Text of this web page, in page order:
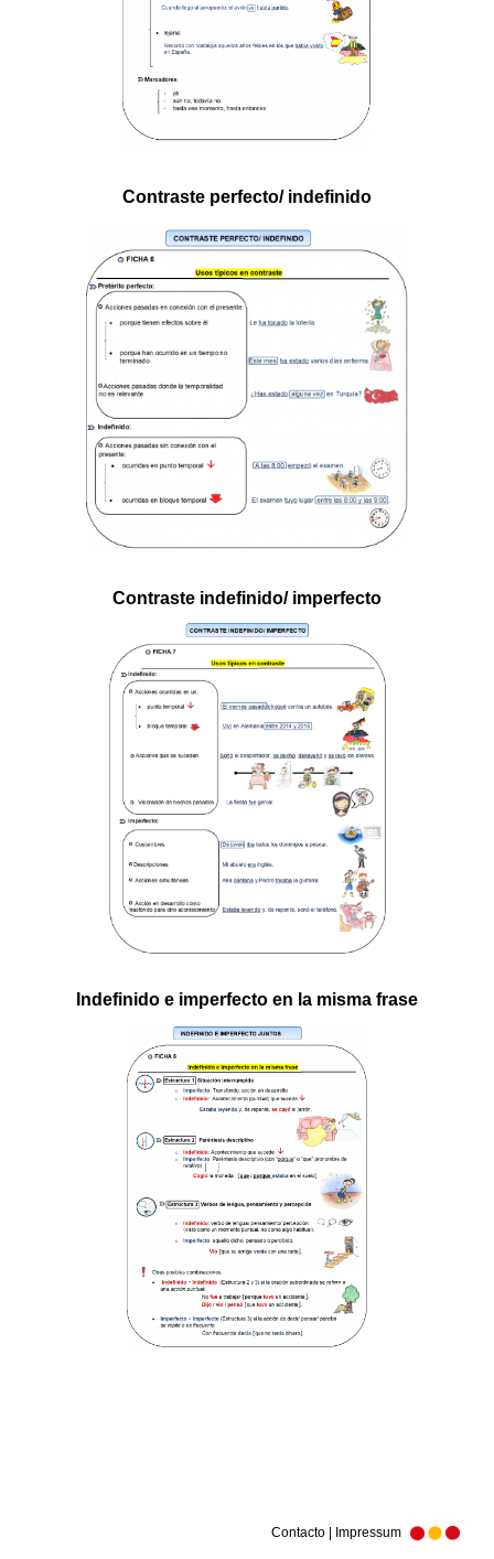
Contraste perfecto/ indefinido
Contraste indefinido/ imperfecto
Indefinido e imperfecto en la misma frase
Contacto | Impressum